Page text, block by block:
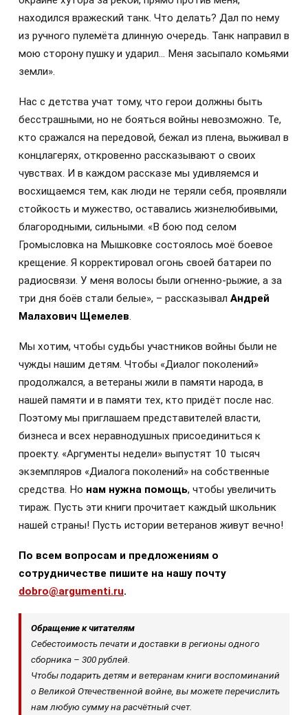
находился вражеский танк. Что делать? Дал по нему
из ручного пулемёта длинную очередь. Танк направил в
мою сторону пушку и ударил... Меня засыпало комьями
земли».
Нас с детства учат тому, что герои должны быть
бесстрашными, но не бояться войны невозможно. Те,
кто сражался на передовой, бежал из плена, выживал в
концлагерях, откровенно рассказывают о своих
чувствах. И в каждом рассказе мы удивляемся и
восхищаемся тем, как люди не теряли себя, проявляли
стойкость и мужество, оставались жизнелюбивыми,
благородными, сильными. «В бою под селом
Громысловка на Мышковке состоялось моё боевое
крещение. Я корректировал огонь своей батареи по
радиосвязи. У меня волосы были огненно-рыжие, а за
три дня боёв стали белые», – рассказывал Андрей
Малахович Щемелев.
Мы хотим, чтобы судьбы участников войны были не
чужды нашим детям. Чтобы «Диалог поколений»
продолжался, а ветераны жили в памяти народа, в
нашей памяти и в памяти тех, кто придёт после нас.
Поэтому мы приглашаем представителей власти,
бизнеса и всех неравнодушных присоединиться к
проекту. «Аргументы недели» выпустят 10 тысяч
экземпляров «Диалога поколений» на собственные
средства. Но нам нужна помощь, чтобы увеличить
тираж. Пусть эти книги прочитает каждый школьник
нашей страны! Пусть истории ветеранов живут вечно!
По всем вопросам и предложениям о
сотрудничестве пишите на нашу почту
dobro@argumenti.ru.
Обращение к читателям
Себестоимость печати и доставки в регионы одного
сборника – 300 рублей.
Чтобы подарить детям и ветеранам книги воспоминаний
о Великой Отечественной войне, вы можете перечислить
нам любую сумму на расчётный счет.